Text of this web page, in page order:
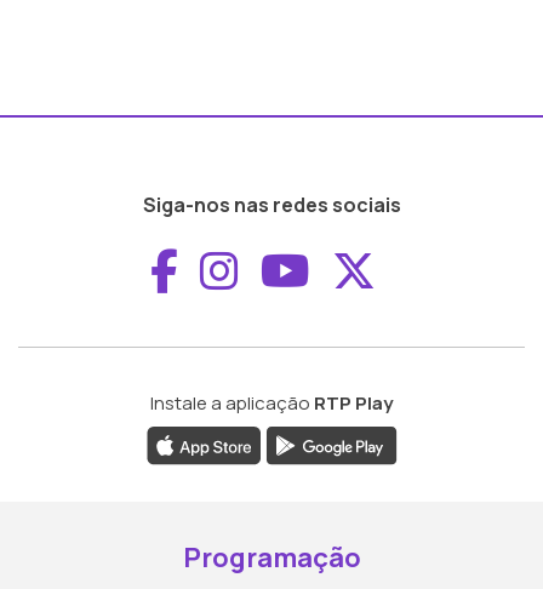
Siga-nos nas redes sociais
Aceder ao
Aceder ao
Aceder ao
Instale a aplicação RTP Play
Programação